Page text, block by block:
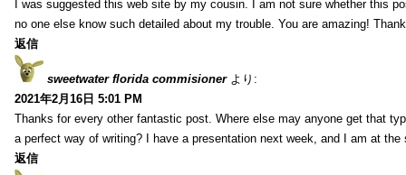
I was suggested this web site by my cousin. I am not sure whether this
no one else know such detailed about my trouble. You are amazing!
返信
sweetwater florida commisioner より:
2021年2月16日 5:01 PM
Thanks for every other fantastic post. Where else may anyone get that
a perfect way of writing? I have a presentation next week, and I am at the
返信